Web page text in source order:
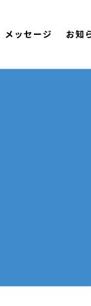
メッセージ お知